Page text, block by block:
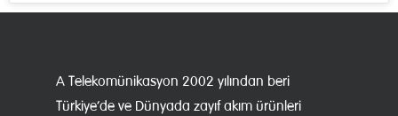
A Telekomünikasyon 2002 yılından beri
Türkiye’de ve Dünyada zayıf akım ürünleri